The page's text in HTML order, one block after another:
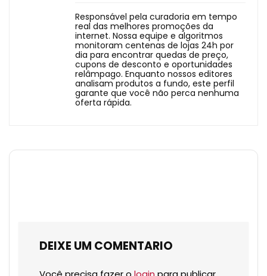
Responsável pela curadoria em tempo
real das melhores promoções da
internet. Nossa equipe e algoritmos
monitoram centenas de lojas 24h por
dia para encontrar quedas de preço,
cupons de desconto e oportunidades
relâmpago. Enquanto nossos editores
analisam produtos a fundo, este perfil
garante que você não perca nenhuma
oferta rápida.
DEIXE UM COMENTARIO